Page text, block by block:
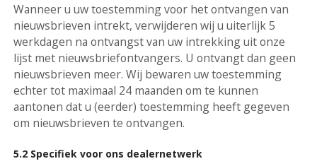
Wanneer u uw toestemming voor het ontvangen van
nieuwsbrieven intrekt, verwijderen wij u uiterlijk 5
werkdagen na ontvangst van uw intrekking uit onze
lijst met nieuwsbriefontvangers. U ontvangt dan geen
nieuwsbrieven meer. Wij bewaren uw toestemming
echter tot maximaal 24 maanden om te kunnen
aantonen dat u (eerder) toestemming heeft gegeven
om nieuwsbrieven te ontvangen.
5.2 Specifiek voor ons dealernetwerk